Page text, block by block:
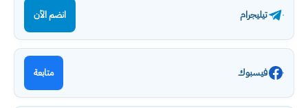
تيليجرام انضم الآن
فيسبوك متابعة